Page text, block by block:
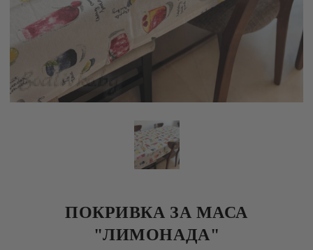
ПОКРИВКА ЗА МАСА
"ЛИМОНАДА"